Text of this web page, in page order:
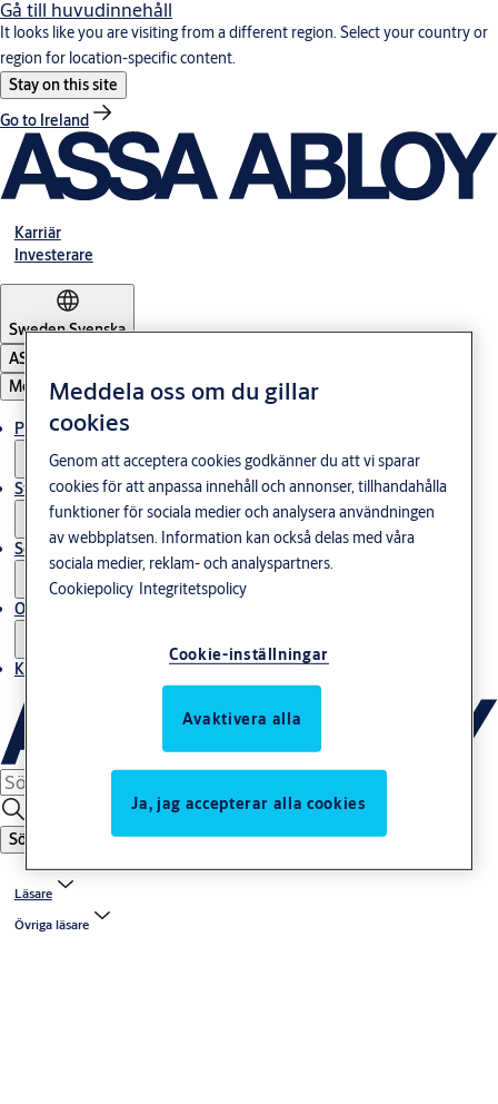
Gå till huvudinnehåll
It looks like you are visiting from a different region. Select your country or
region for location-specific content.
Stay on this site
Go to Ireland
Karriär
Investerare
Sweden·Svenska
ASSA ABLOY Group
Meny
Produkter och lösningar
Stories
Service
Om oss
Kontakta oss
Sök
Läsare
Övriga läsare
Meddela oss om du gillar
cookies
Genom att acceptera cookies godkänner du att vi sparar
cookies för att anpassa innehåll och annonser, tillhandahålla
funktioner för sociala medier och analysera användningen
av webbplatsen. Information kan också delas med våra
sociala medier, reklam- och analyspartners.
Cookiepolicy Integritetspolicy
Cookie-inställningar
Avaktivera alla
Ja, jag accepterar alla cookies